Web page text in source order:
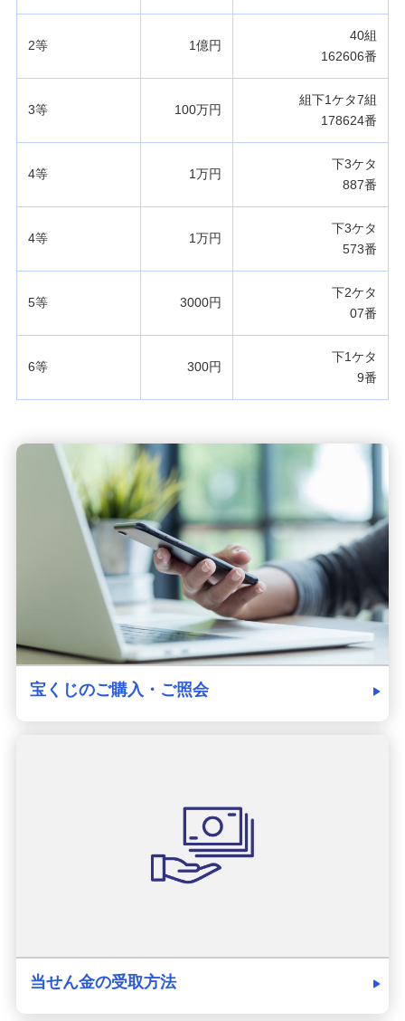
2等 1億円
40組
162606番
3等 100万円
組下1ケタ7組
178624番
4等 1万円
下3ケタ
887番
4等 1万円
下3ケタ
573番
5等 3000円
下2ケタ
07番
6等 300円
下1ケタ
9番
宝くじのご購入・ご照会
当せん金の受取方法